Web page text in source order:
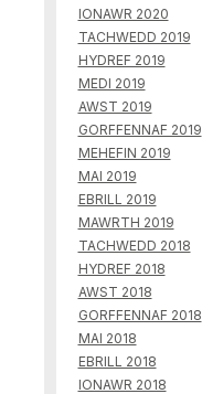
IONAWR 2020
TACHWEDD 2019
HYDREF 2019
MEDI 2019
AWST 2019
GORFFENNAF 2019
MEHEFIN 2019
MAI 2019
EBRILL 2019
MAWRTH 2019
TACHWEDD 2018
HYDREF 2018
AWST 2018
GORFFENNAF 2018
MAI 2018
EBRILL 2018
IONAWR 2018